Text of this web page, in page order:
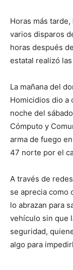
Horas más
varios disparos
horas después
estatal realizó
La mañana del
Homicidios dio a
noche del
Cómputo y
arma de fuego
47 norte por el
A través de
se aprecia como
lo abrazan para
vehículo sin que
seguridad,
algo para